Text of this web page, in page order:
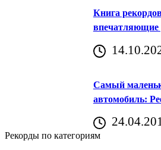
Книга
впечатляющие
Самый
автомобиль:
Рекорды по категориям